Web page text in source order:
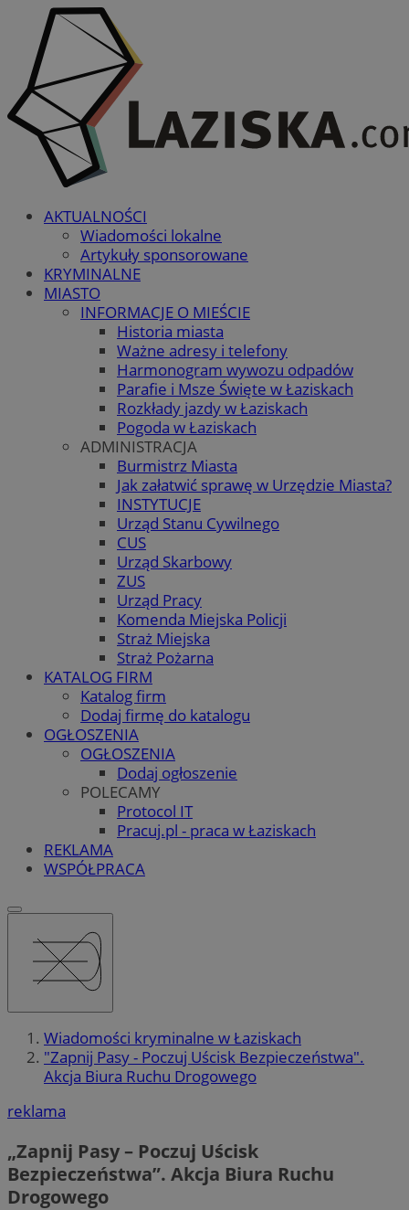
AKTUALNOŚCI
Wiadomości lokalne
Artykuły sponsorowane
KRYMINALNE
MIASTO
INFORMACJE O MIEŚCIE
Historia miasta
Ważne adresy i telefony
Harmonogram wywozu odpadów
Parafie i Msze Święte w Łaziskach
Rozkłady jazdy w Łaziskach
Pogoda w Łaziskach
ADMINISTRACJA
Burmistrz Miasta
Jak załatwić sprawę w Urzędzie Miasta?
INSTYTUCJE
Urząd Stanu Cywilnego
CUS
Urząd Skarbowy
ZUS
Urząd Pracy
Komenda Miejska Policji
Straż Miejska
Straż Pożarna
KATALOG FIRM
Katalog firm
Dodaj firmę do katalogu
OGŁOSZENIA
OGŁOSZENIA
Dodaj ogłoszenie
POLECAMY
Protocol IT
Pracuj.pl - praca w Łaziskach
REKLAMA
WSPÓŁPRACA
Wiadomości kryminalne w Łaziskach
"Zapnij Pasy - Poczuj Uścisk Bezpieczeństwa".
Akcja Biura Ruchu Drogowego
reklama
„Zapnij Pasy – Poczuj Uścisk
Bezpieczeństwa”. Akcja Biura Ruchu
Drogowego